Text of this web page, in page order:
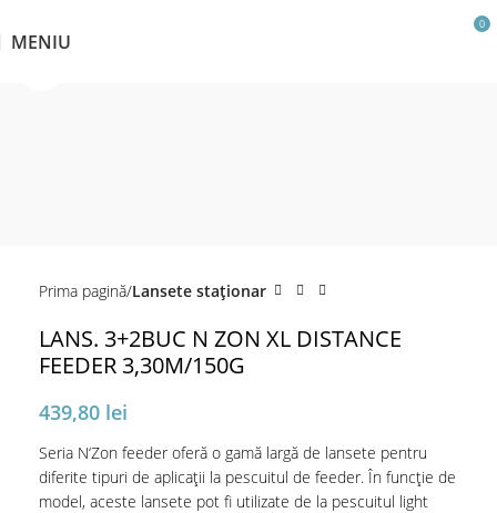
MENIU
0
Prima pagină Lansete staţionar
LANS. 3+2BUC N ZON XL DISTANCE
FEEDER 3,30M/150G
439,80 lei
Seria N‘Zon feeder oferă o gamă largă de lansete pentru
diferite tipuri de aplicații la pescuitul de feeder. În funcție de
model, aceste lansete pot fi utilizate de la pescuitul light